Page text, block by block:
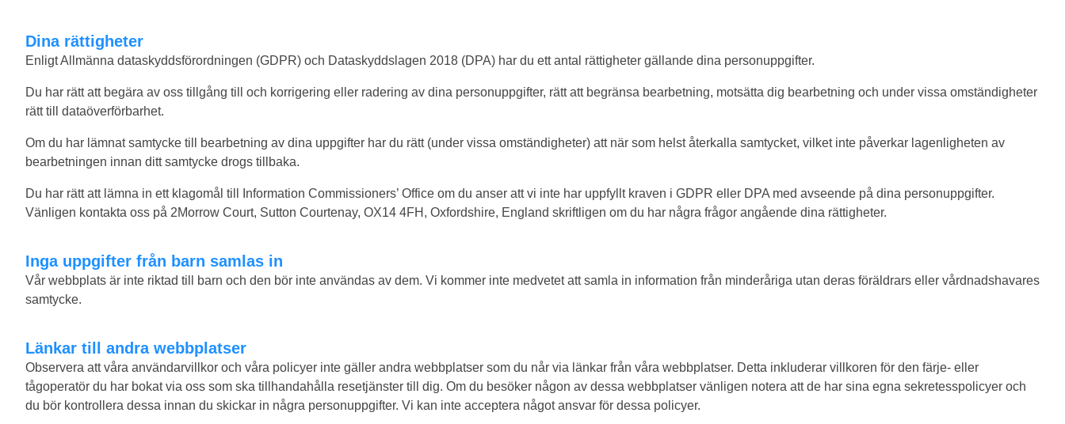
Dina rättigheter
Enligt Allmänna dataskyddsförordningen (GDPR) och Dataskyddslagen 2018 (DPA) har du ett antal rättigheter gällande dina personuppgifter.
Du har rätt att begära av oss tillgång till och korrigering eller radering av dina personuppgifter, rätt att begränsa bearbetning, motsätta dig bearbetning och under vissa omständigheter
rätt till dataöverförbarhet.
Om du har lämnat samtycke till bearbetning av dina uppgifter har du rätt (under vissa omständigheter) att när som helst återkalla samtycket, vilket inte påverkar lagenligheten av
bearbetningen innan ditt samtycke drogs tillbaka.
Du har rätt att lämna in ett klagomål till Information Commissioners’ Office om du anser att vi inte har uppfyllt kraven i GDPR eller DPA med avseende på dina personuppgifter.
Vänligen kontakta oss på 2Morrow Court, Sutton Courtenay, OX14 4FH, Oxfordshire, England skriftligen om du har några frågor angående dina rättigheter.
Inga uppgifter från barn samlas in
Vår webbplats är inte riktad till barn och den bör inte användas av dem. Vi kommer inte medvetet att samla in information från minderåriga utan deras föräldrars eller vårdnadshavares
samtycke.
Länkar till andra webbplatser
Observera att våra användarvillkor och våra policyer inte gäller andra webbplatser som du når via länkar från våra webbplatser. Detta inkluderar villkoren för den färje- eller
tågoperatör du har bokat via oss som ska tillhandahålla resetjänster till dig. Om du besöker någon av dessa webbplatser vänligen notera att de har sina egna sekretesspolicyer och
du bör kontrollera dessa innan du skickar in några personuppgifter. Vi kan inte acceptera något ansvar för dessa policyer.